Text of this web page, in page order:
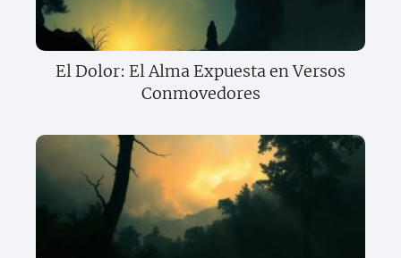
El Dolor: El Alma Expuesta en Versos
Conmovedores